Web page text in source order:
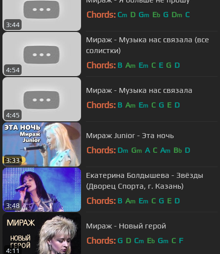
3:44
Chords: Cm D Gm Eb G Dm C
4:54
Мираж - Музыка нас связала (все
солистки)
Chords: B Am Em C E G D
4:45
Мираж - Музыка нас связала
Chords: B Am Em C G E D
3:33
Мираж Junior - Эта ночь
Chords: Dm Gm A C Am Bb D
3:48
Екатерина Болдышева - Звёзды
(Дворец Спорта, г. Казань)
Chords: B Am Em C G E D
4:11
Мираж - Новый герой
Chords: G D Cm Eb Gm C F